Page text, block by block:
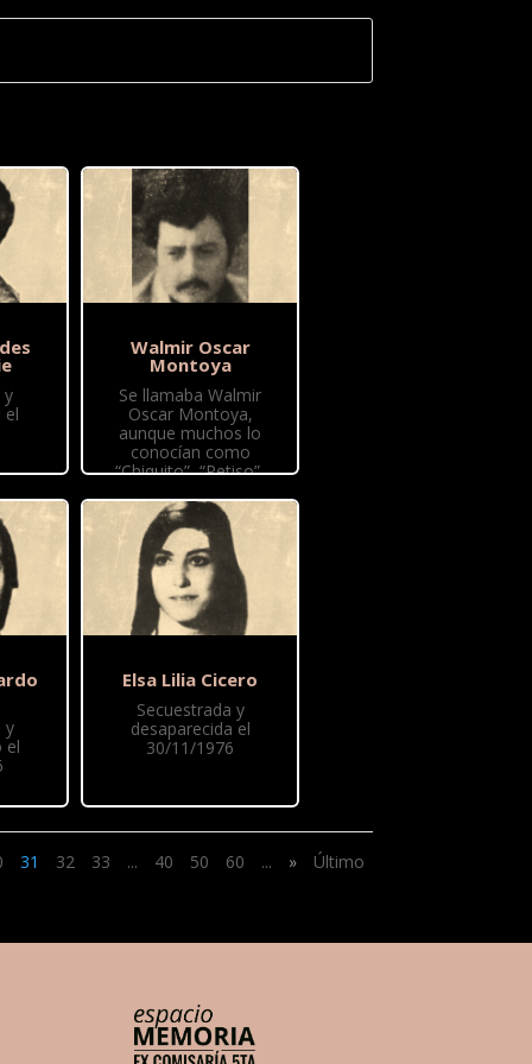
y
el
y
el
Walmir Oscar
Montoya
Se llamaba Walmir
Oscar Montoya,
aunque muchos lo
conocían como
“Chiquito”, “Petiso”,
Tenía 25 años y había
nacido el 14 de
febrero de 1952 en
Comodoro Rivadavia,
provincia de Chubut.
Militaba en
Montoneros, estaba
en pareja con Laura
Elsa Lilia Cicero
Secuestrada y
desaparecida el
30/11/1976
31 32 33 ... 40 50 60 ... » Último